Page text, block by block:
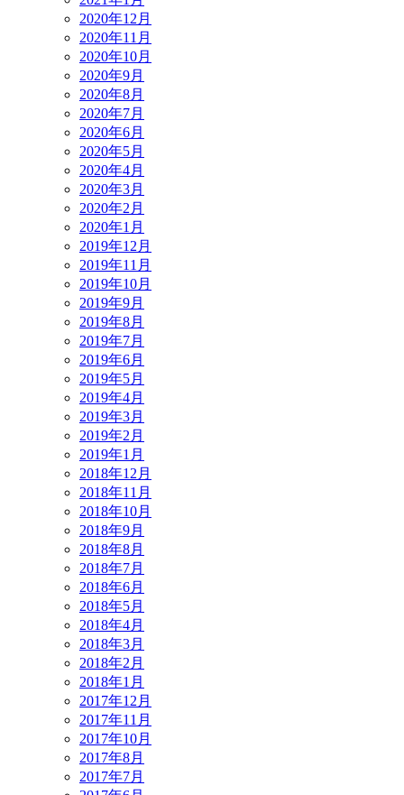
2020年12月
2020年11月
2020年10月
2020年9月
2020年8月
2020年7月
2020年6月
2020年5月
2020年4月
2020年3月
2020年2月
2020年1月
2019年12月
2019年11月
2019年10月
2019年9月
2019年8月
2019年7月
2019年6月
2019年5月
2019年4月
2019年3月
2019年2月
2019年1月
2018年12月
2018年11月
2018年10月
2018年9月
2018年8月
2018年7月
2018年6月
2018年5月
2018年4月
2018年3月
2018年2月
2018年1月
2017年12月
2017年11月
2017年10月
2017年8月
2017年7月